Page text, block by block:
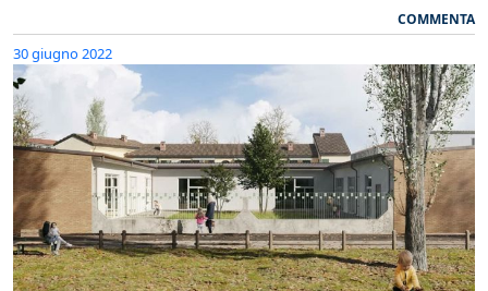
COMMENTA
30 giugno 2022